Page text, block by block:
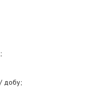
/ добу;